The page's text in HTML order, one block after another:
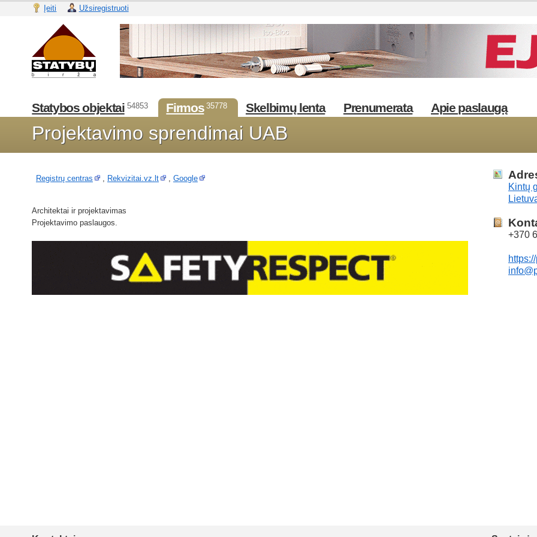
Įeiti Užsiregistruoti
Statybos objektai 54853 Firmos 35778 Skelbimų lenta Prenumerata Apie paslaugą
Projektavimo sprendimai UAB
Registrų centras , Rekvizitai.vz.lt , Google
Architektai ir projektavimas
Projektavimo paslaugos.
Kintų
+370